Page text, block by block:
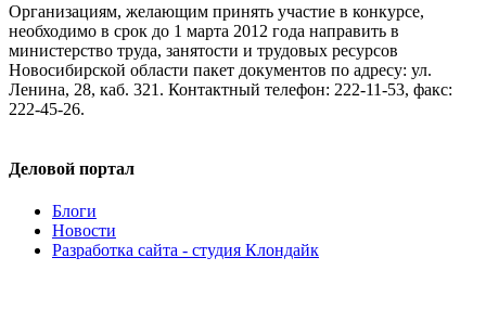
Организациям, желающим принять участие в конкурсе,
необходимо в срок до 1 марта 2012 года направить в
министерство труда, занятости и трудовых ресурсов
Новосибирской области пакет документов по адресу: ул.
Ленина, 28, каб. 321. Контактный телефон: 222-11-53, факс:
222-45-26.
Деловой портал
Блоги
Новости
Разработка сайта - студия Клондайк